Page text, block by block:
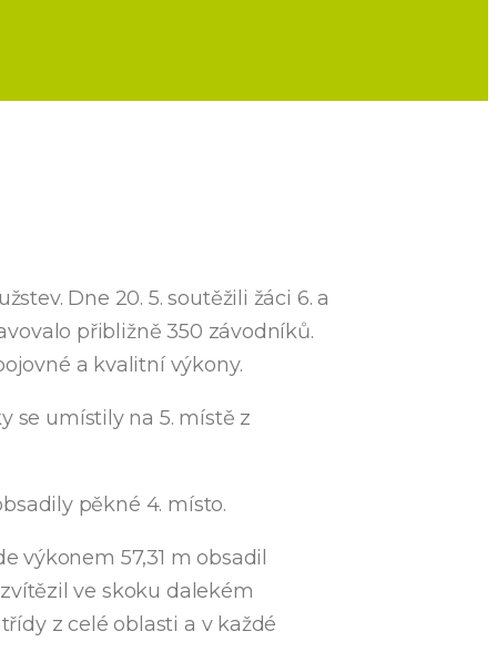
Dne 20. 5. soutěžili žáci 6. a
přibližně 350 závodníků.
a kvalitní výkony.
se umístily na 5. místě z
pěkné 4. místo.
57,31 m obsadil
ve skoku dalekém
z celé oblasti a v každé